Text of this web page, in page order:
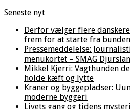
Seneste nyt
Derfor vælger flere
frem for at starte fra bunden
Pressemeddelelse:
menukortet – SMAG
Mikkel Kjerri: Vagthunden
holde kæft og lytte
Kraner og byggepladser:
moderne byggeri
Livets gang og tidens